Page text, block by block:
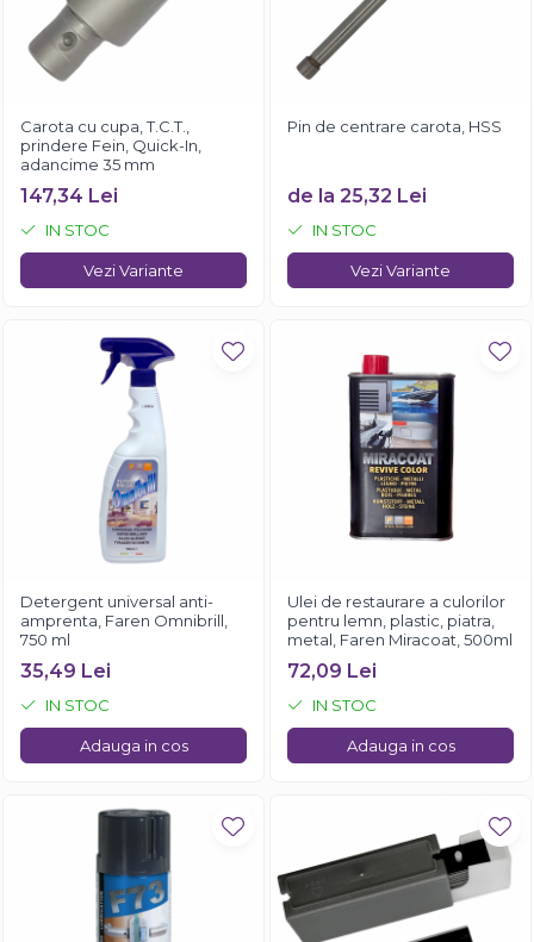
Carota cu cupa, T.C.T.,
prindere Fein, Quick-In,
adancime 35 mm
147,34 Lei
IN STOC
Vezi Variante
Pin de centrare carota, HSS
de la 25,32 Lei
IN STOC
Vezi Variante
Detergent universal anti-
amprenta, Faren Omnibrill,
750 ml
35,49 Lei
IN STOC
Adauga in cos
Ulei de restaurare a culorilor
pentru lemn, plastic, piatra,
metal, Faren Miracoat, 500ml
72,09 Lei
IN STOC
Adauga in cos